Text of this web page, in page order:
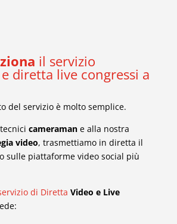
il servizio
diretta live congressi a
del servizio è molto semplice.
cameramane alla nostra
video, trasmettiamo in diretta il
sulle piattaforme video social più
di Diretta Video e Live